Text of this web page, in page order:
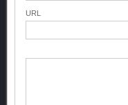
URL